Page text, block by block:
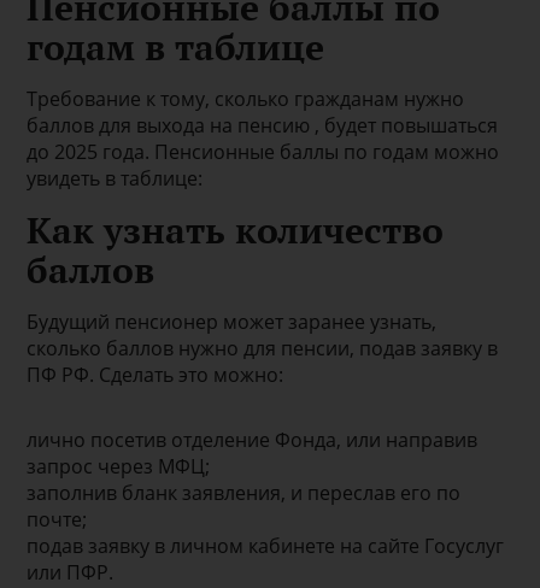
годам в таблице
Требование к тому, сколько гражданам нужно
баллов для выхода на пенсию , будет повышаться
до 2025 года. Пенсионные баллы по годам можно
увидеть в таблице:
Как узнать количество
баллов
Будущий пенсионер может заранее узнать,
сколько баллов нужно для пенсии, подав заявку в
ПФ РФ. Сделать это можно:
лично посетив отделение Фонда, или направив
запрос через МФЦ;
заполнив бланк заявления, и переслав его по
почте;
подав заявку в личном кабинете на сайте Госуслуг
или ПФР.